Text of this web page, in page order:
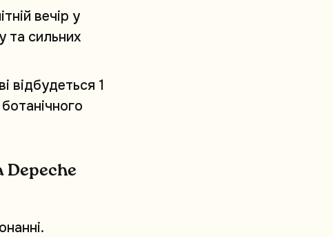
ітній вечір у
та сильних
і відбудеться 1
ботанічного
Depeche
нанні.